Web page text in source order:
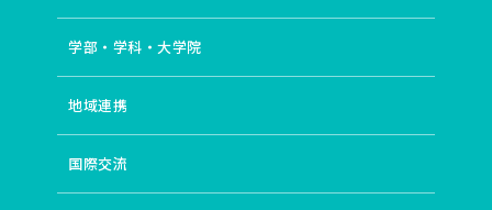
学部・学科・大学院
地域連携
国際交流